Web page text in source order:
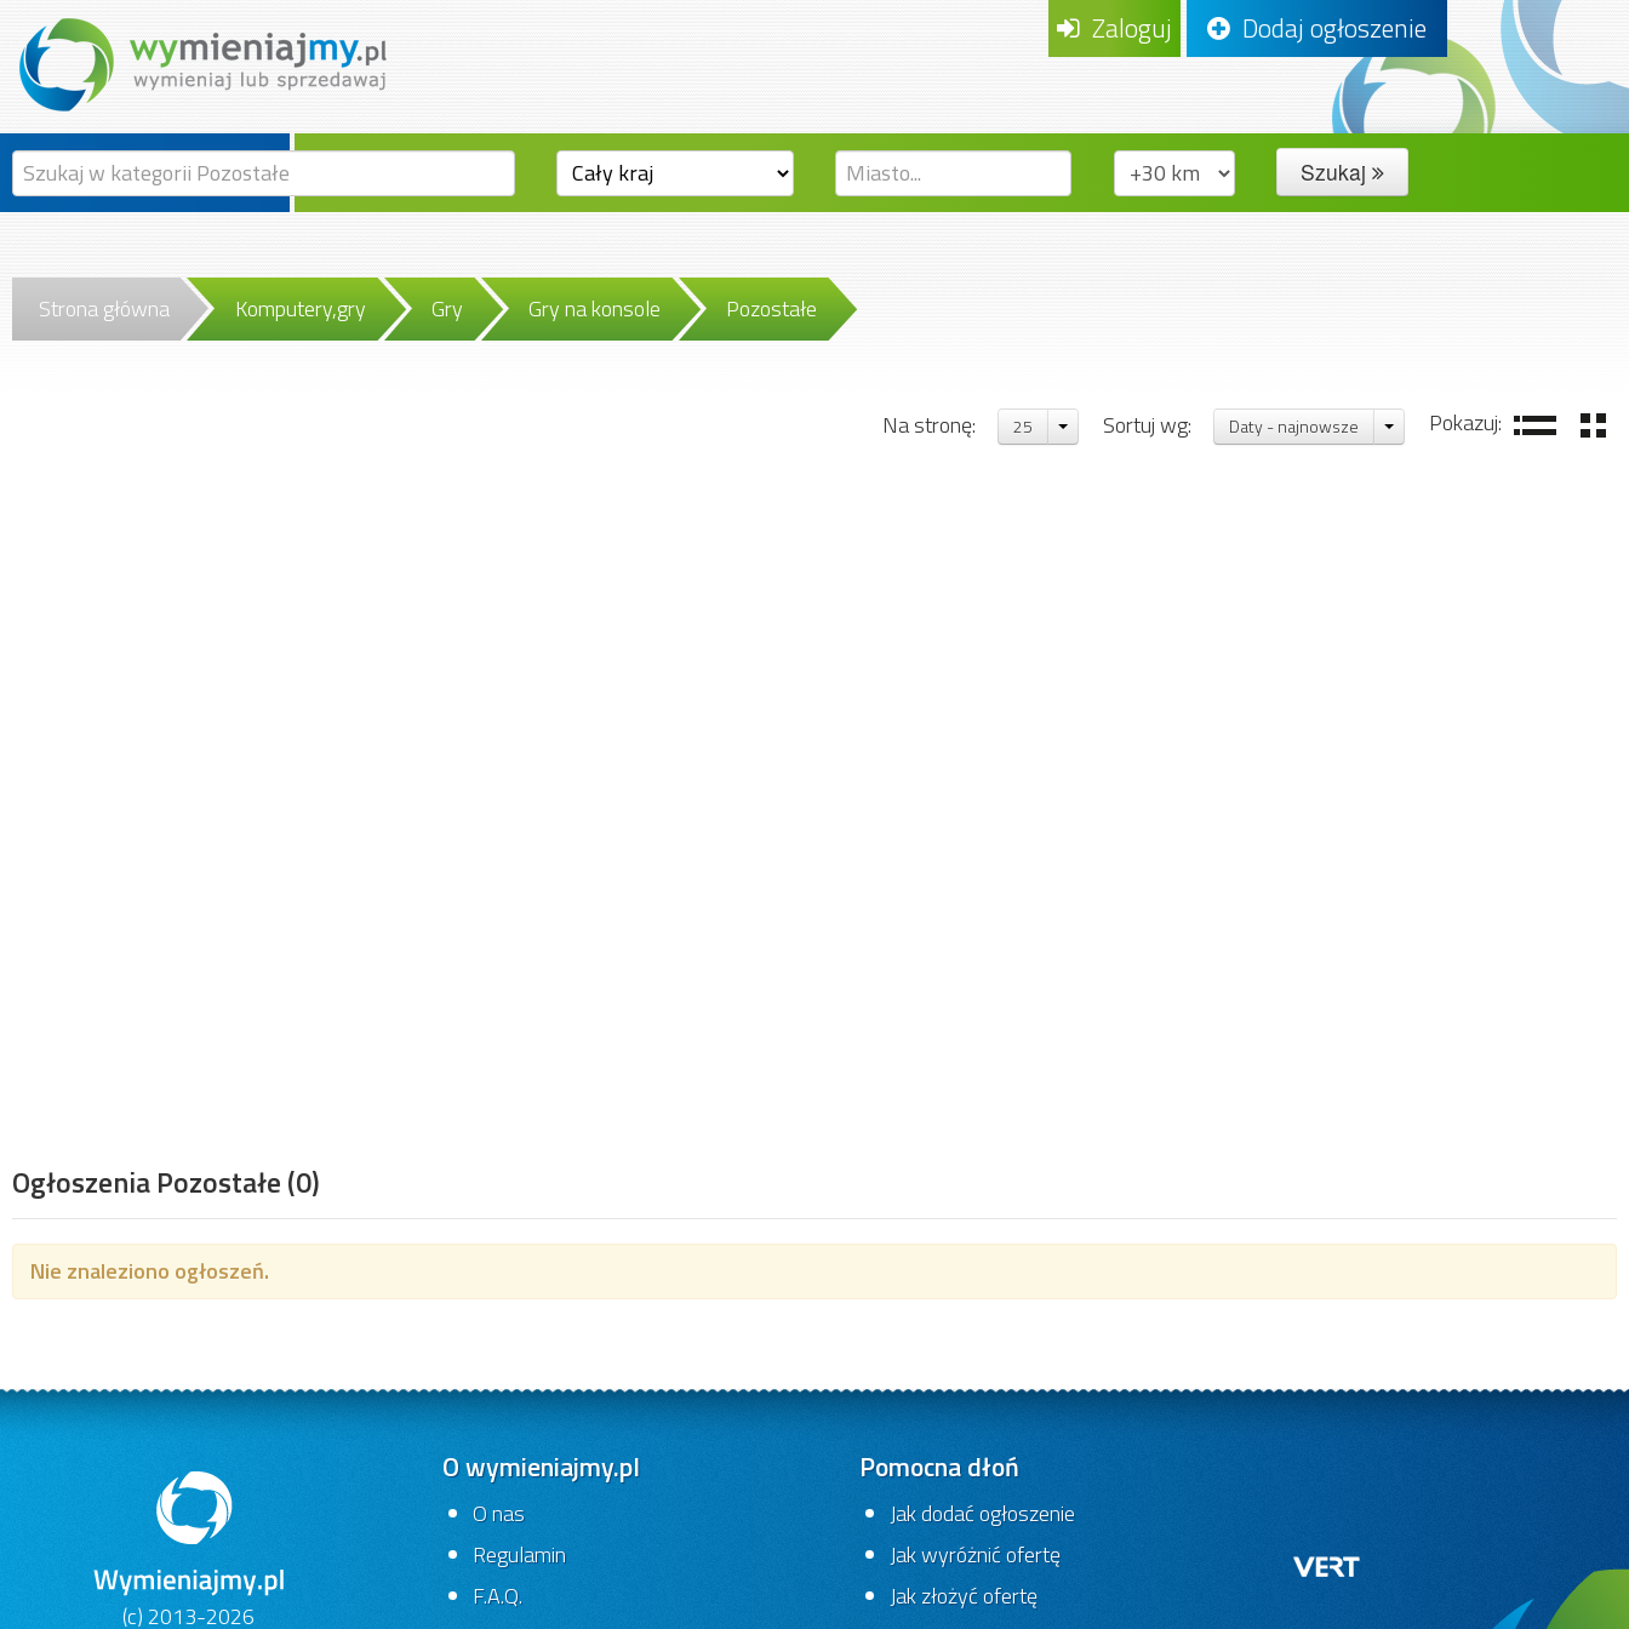
Zaloguj Dodaj ogłoszenie
Szukaj
Strona główna Komputery,gry Gry Gry na konsole Pozostałe
Ogłoszenia Pozostałe(0)
Pokazuj:
Sortuj wg: Daty - najnowsze
Na stronę: 25
Nie znaleziono ogłoszeń.
(c) 2013-2026
O wymieniajmy.pl
O nas
Regulamin
F.A.Q.
Pomocna dłoń
Jak dodać ogłoszenie
Jak wyróżnić ofertę
Jak złożyć ofertę